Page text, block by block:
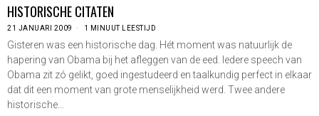
HISTORISCHE CITATEN
21 JANUARI 2009 1 MINUUT LEESTIJD
Gisteren was een historische dag. Hét moment was natuurlijk de
hapering van Obama bij het afleggen van de eed. Iedere speech van
Obama zit zó gelikt, goed ingestudeerd en taalkundig perfect in elkaar
dat dit een moment van grote menselijkheid werd. Twee andere
historische…